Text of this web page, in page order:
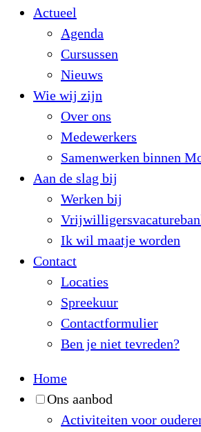
Actueel
Agenda
Cursussen
Nieuws
Wie wij zijn
Over ons
Medewerkers
Samenwerken binnen
Aan de slag bij
Werken bij
Ik wil maatje worden
Contact
Locaties
Spreekuur
Contactformulier
Ben je niet tevreden?
Home
Ons aanbod
Activiteiten voor